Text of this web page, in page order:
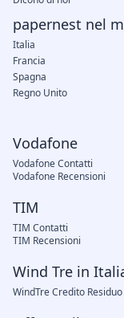
Vodafone
Vodafone Contatti
Vodafone Recensioni
TIM
TIM Contatti
TIM Recensioni
Wind Tre in
WindTre Credito Residuo
papernest nel
Italia
Francia
Spagna
Regno Unito